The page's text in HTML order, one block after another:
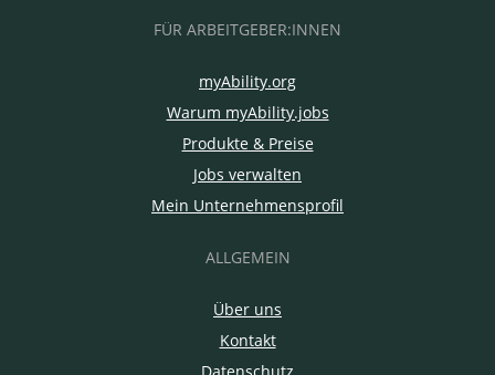
FÜR ARBEITGEBER:INNEN
myAbility.org
Warum myAbility.jobs
Produkte & Preise
Jobs verwalten
Mein Unternehmensprofil
ALLGEMEIN
Über uns
Kontakt